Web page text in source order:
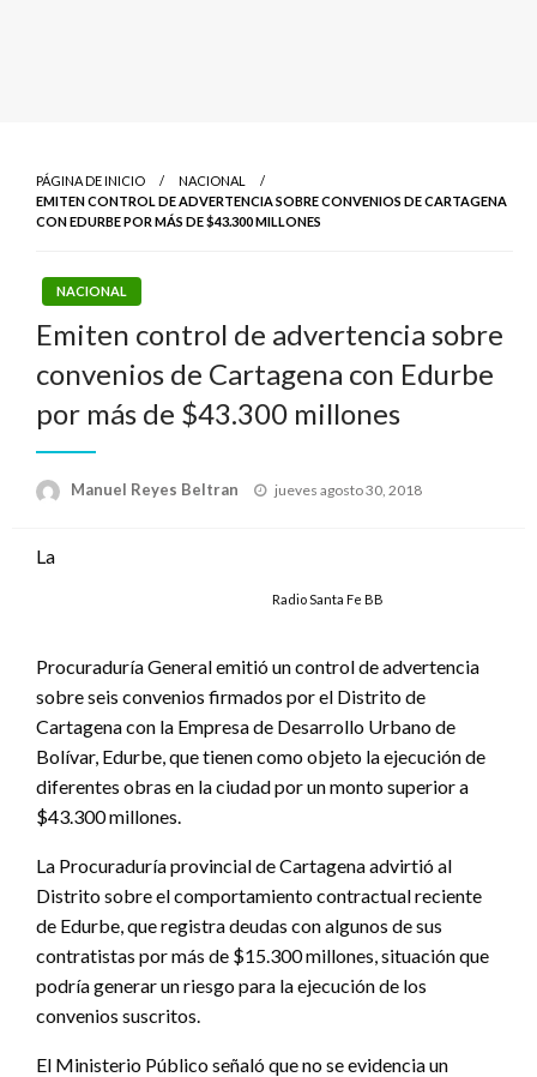
PÁGINA DE INICIO
NACIONAL
EMITEN CONTROL DE ADVERTENCIA SOBRE CONVENIOS DE CARTAGENA
CON EDURBE POR MÁS DE $43.300 MILLONES
NACIONAL
Emiten control de advertencia sobre
convenios de Cartagena con Edurbe
por más de $43.300 millones
Manuel Reyes Beltran
Publicado
jueves agosto 30, 2018
Radio Santa Fe BB
La
Procuraduría General emitió un control de advertencia
sobre seis convenios firmados por el Distrito de
Cartagena con la Empresa de Desarrollo Urbano de
Bolívar, Edurbe, que tienen como objeto la ejecución de
diferentes obras en la ciudad por un monto superior a
$43.300 millones.
La Procuraduría provincial de Cartagena advirtió al
Distrito sobre el comportamiento contractual reciente
de Edurbe, que registra deudas con algunos de sus
contratistas por más de $15.300 millones, situación que
podría generar un riesgo para la ejecución de los
convenios suscritos.
El Ministerio Público señaló que no se evidencia un